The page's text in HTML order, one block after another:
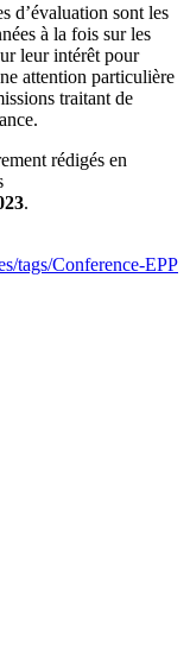
d’évaluation sont les
à la fois sur les
leur intérêt pour
attention particulière
traitant de
rédigés en
.
tags/Conference-EPP